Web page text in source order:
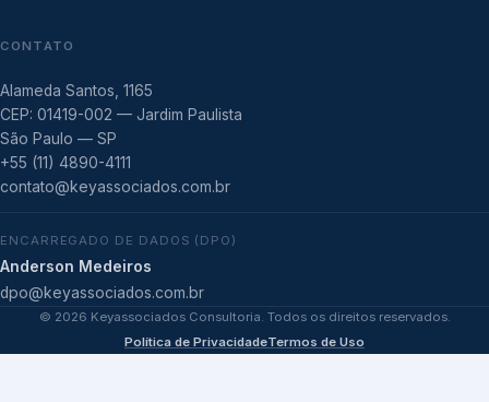
CONTATO
Alameda Santos, 1165
CEP: 01419-002 — Jardim Paulista
São Paulo — SP
+55 (11) 4890-4111
contato@keyassociados.com.br
ENCARREGADO DE DADOS (DPO)
Anderson Medeiros
dpo@keyassociados.com.br
© 2026 Keyassociados Consultoria. Todos os direitos reservados.
Política de PrivacidadeTermos de Uso